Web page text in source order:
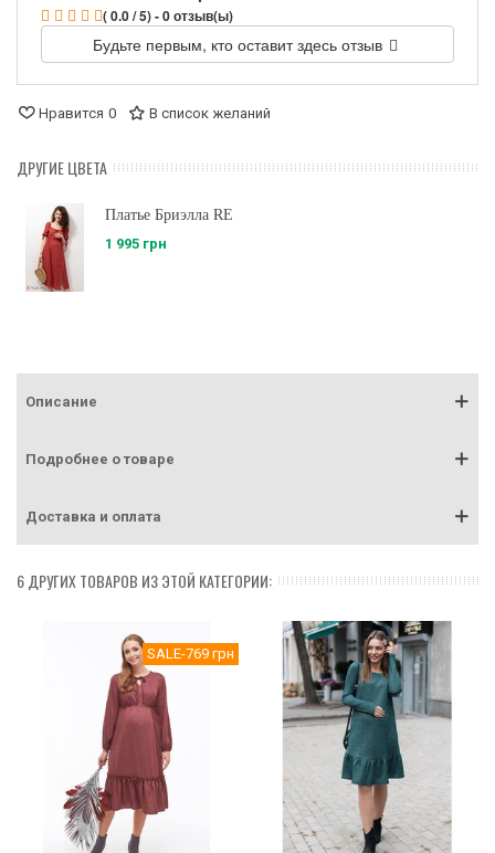
( 0.0 / 5) - 0 отзыв(ы)
Будьте первым, кто оставит здесь отзыв
Нравится 0 В список желаний
ДРУГИЕ ЦВЕТА
Платье Бриэлла RE
1 995 грн
Описание
Подробнее о товаре
Доставка и оплата
6 ДРУГИХ ТОВАРОВ ИЗ ЭТОЙ КАТЕГОРИИ:
SALE-769 грн